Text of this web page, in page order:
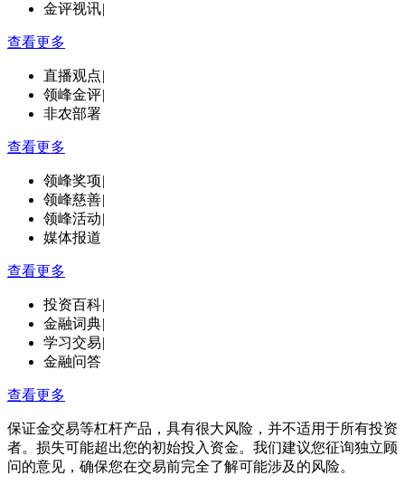
金评视讯|
查看更多
直播观点|
领峰金评|
非农部署
查看更多
领峰奖项|
领峰慈善|
领峰活动|
媒体报道
查看更多
投资百科|
金融词典|
学习交易|
金融问答
查看更多
保证金交易等杠杆产品，具有很大风险，并不适用于所有投资
者。损失可能超出您的初始投入资金。我们建议您征询独立顾
问的意见，确保您在交易前完全了解可能涉及的风险。